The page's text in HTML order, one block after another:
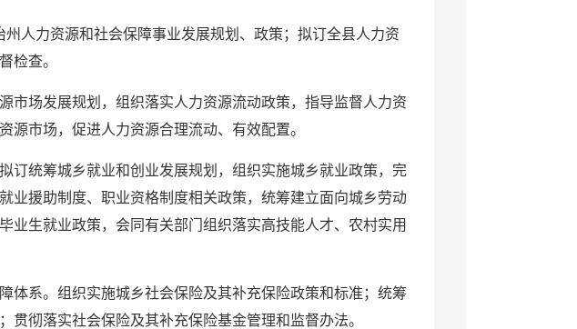
州人力资源和社会保障事业发展规划、政策；拟订全县人力资
检查。
市场发展规划，组织落实人力资源流动政策，指导监督人力资
资源市场，促进人力资源合理流动、有效配置。
订统筹城乡就业和创业发展规划，组织实施城乡就业政策，完
业援助制度、职业资格制度相关政策，统筹建立面向城乡劳动
业生就业政策，会同有关部门组织落实高技能人才、农村实用
体系。组织实施城乡社会保险及其补充保险政策和标准；统筹
贯彻落实社会保险及其补充保险基金管理和监督办法。